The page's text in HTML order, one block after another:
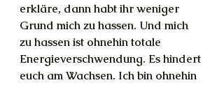
erkläre, dann habt ihr weniger
Grund mich zu hassen. Und mich
zu hassen ist ohnehin totale
Energieverschwendung. Es hindert
euch am Wachsen. Ich bin ohnehin